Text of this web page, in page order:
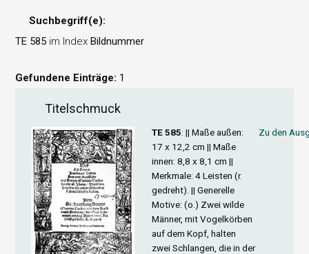
Suchbegriff(e):
TE 585 im IndexBildnummer
Gefundene Einträge: 1
Titelschmuck
TE 585: || Maße außen:
17 x 12,2 cm || Maße
innen: 8,8 x 8,1 cm ||
Merkmale: 4 Leisten (r.
gedreht). || Generelle
Motive: (o.) Zwei wilde
Männer, mit Vogelkörben
auf dem Kopf, halten
zwei Schlangen, die in der
Zu den